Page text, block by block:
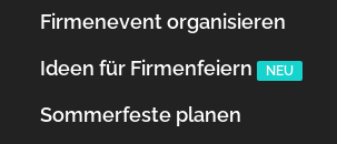
Firmenevent organisieren
Ideen für Firmenfeiern
NEU
Sommerfeste planen